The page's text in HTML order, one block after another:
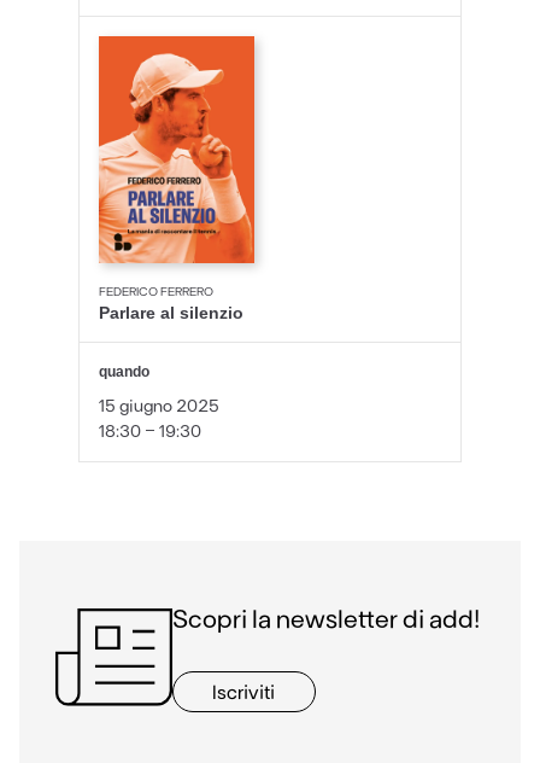
FEDERICO FERRERO
Parlare al silenzio
quando
15 giugno 2025
18:30 - 19:30
Scopri la newsletter di add!
Iscriviti